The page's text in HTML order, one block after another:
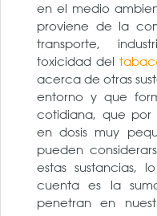
en el medio
proviene de la
transporte,
toxicidad del
acerca de otras
entorno y que
cotidiana, que por
en dosis muy
pueden
estas sustancias,
cuenta es la
penetran en